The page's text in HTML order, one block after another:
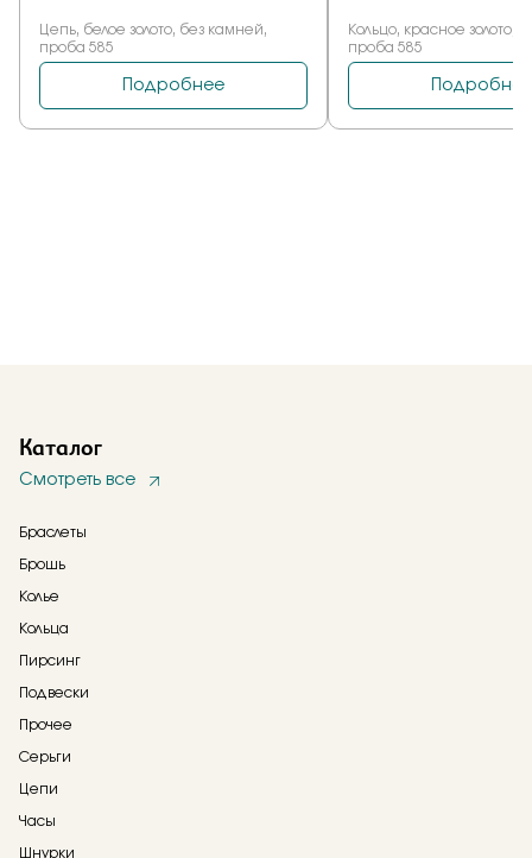
Каталог
Смотреть все
Браслеты
Брошь
Колье
Кольца
Пирсинг
Подвески
Прочее
Серьги
Цепи
Часы
Шнурки